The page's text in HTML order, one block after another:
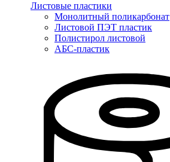
Листовые пластики
Монолитный поликарбонат
Листовой ПЭТ пластик
Полистирол листовой
АБС-пластик